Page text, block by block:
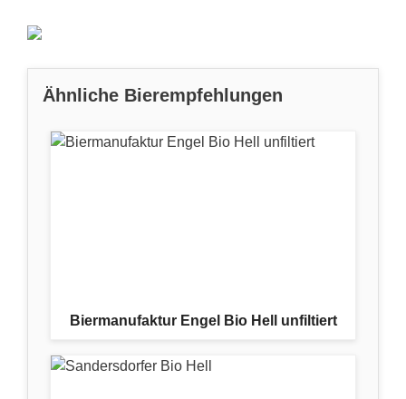
Ähnliche Bierempfehlungen
Biermanufaktur Engel Bio Hell unfiltiert